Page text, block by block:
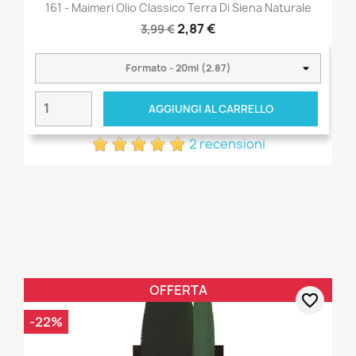
161 - Maimeri Olio Classico Terra Di Siena Naturale
3,99 €2,87 €
AGGIUNGI AL CARRELLO
2 recensioni
OFFERTA
-22%
favorite_border